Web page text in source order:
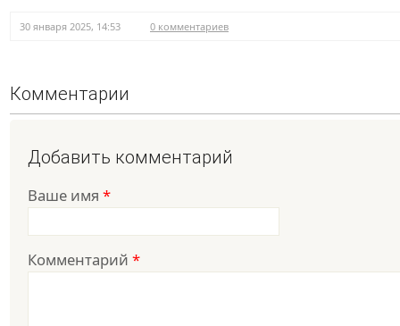
30 января 2025, 14:53 0 комментариев
Комментарии
Добавить комментарий
Ваше имя *
Комментарий *